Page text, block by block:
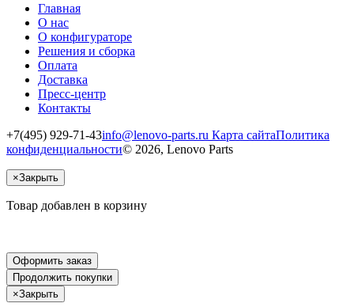
Главная
О нас
О конфигураторе
Решения и сборка
Оплата
Доставка
Пресс-центр
Контакты
+7(495) 929-71-43info@lenovo-parts.ru Карта сайтаПолитика
конфиденциальности© 2026, Lenovo Parts
×Закрыть
Товар добавлен в корзину
Оформить заказ
Продолжить покупки
×Закрыть